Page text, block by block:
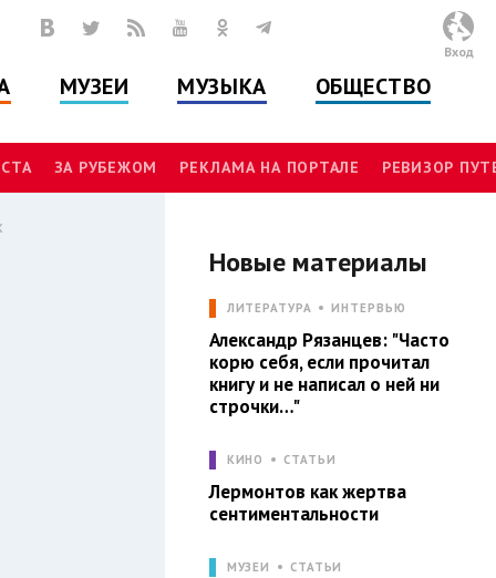
МУЗЕИ МУЗЫКА ОБЩЕСТВО
Вход
ЗА РУБЕЖОМ РЕКЛАМА НА ПОРТАЛЕ РЕВИЗОР
Новые материалы
ЛИТЕРАТУРА ИНТЕРВЬЮ
Александр Рязанцев: "Часто
корю себя, если прочитал
книгу и не написал о ней ни
строчки…"
КИНО СТАТЬИ
Лермонтов как жертва
сентиментальности
МУЗЕИ СТАТЬИ